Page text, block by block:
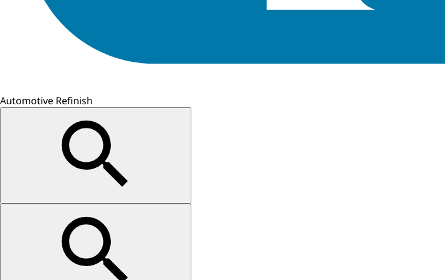
Automotive Refinish